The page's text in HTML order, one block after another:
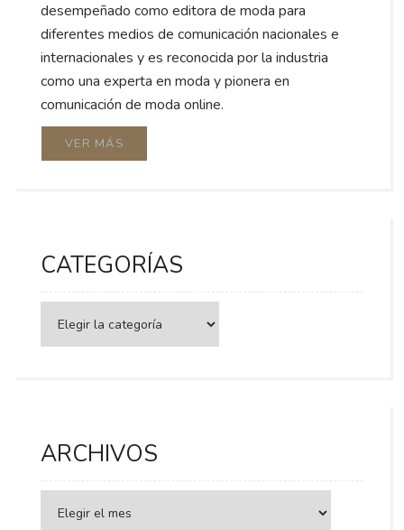
desempeñado como editora de moda para
diferentes medios de comunicación nacionales e
internacionales y es reconocida por la industria
como una experta en moda y pionera en
comunicación de moda online.
VER MÁS
CATEGORÍAS
ARCHIVOS